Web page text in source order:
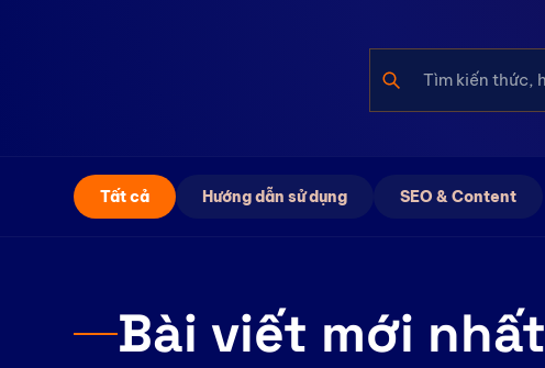
Tất cả Hướng dẫn sử dụng SEO & Content
Bài viết mới nhất